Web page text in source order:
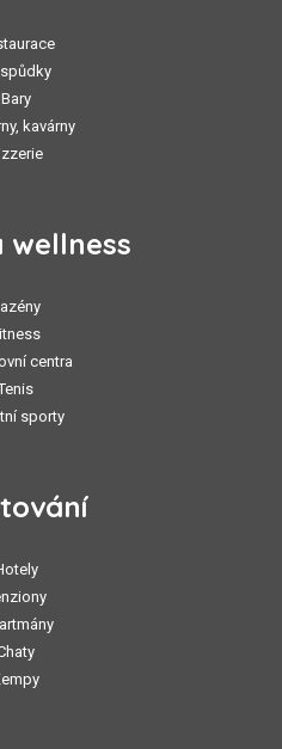
Bary
kavárny
wellness
centra
sporty